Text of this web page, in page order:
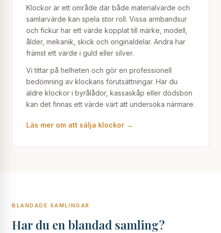
Klockor är ett område där både materialvärde och
samlarvärde kan spela stor roll. Vissa armbandsur
och fickur har ett värde kopplat till märke, modell,
ålder, mekanik, skick och originaldelar. Andra har
främst ett värde i guld eller silver.
Vi tittar på helheten och gör en professionell
bedömning av klockans förutsättningar. Har du
äldre klockor i byrålådor, kassaskåp eller dödsbon
kan det finnas ett värde värt att undersöka närmare.
Läs mer om att sälja klockor →
BLANDADE SAMLINGAR
Har du en blandad samling?